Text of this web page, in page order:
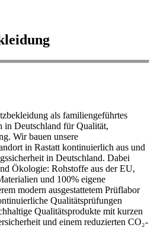
als familiengeführtes
in Deutschland für Qualität,
Wir bauen unsere
in Rastatt kontinuierlich aus und
in Deutschland. Dabei
Ökologie: Rohstoffe aus der EU,
und 100% eigene
modern ausgestattetem Prüflabor
Qualitätsprüfungen
Qualitätsprodukte mit kurzen
und einem reduzierten CO₂-